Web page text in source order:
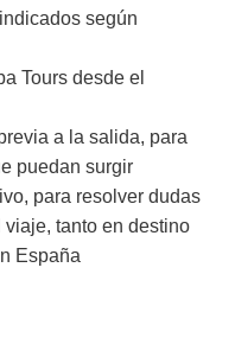
según
Tours desde el
a la salida, para
puedan surgir
para resolver dudas
viaje, tanto en destino
España